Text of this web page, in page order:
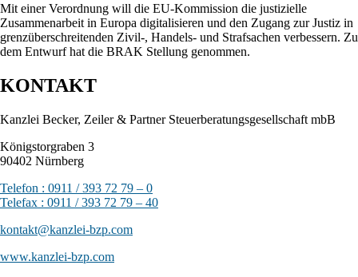
Mit einer Verordnung will die EU-Kommission die justizielle
Zusammenarbeit in Europa digitalisieren und den Zugang zur Justiz in
grenzüberschreitenden Zivil-, Handels- und Strafsachen verbessern. Zu
dem Entwurf hat die BRAK Stellung genommen.
KONTAKT
Kanzlei Becker, Zeiler & Partner Steuerberatungsgesellschaft mbB
Königstorgraben 3
90402 Nürnberg
Telefon : 0911 / 393 72 79 – 0
Telefax : 0911 / 393 72 79 – 40
kontakt@kanzlei-bzp.com
www.kanzlei-bzp.com